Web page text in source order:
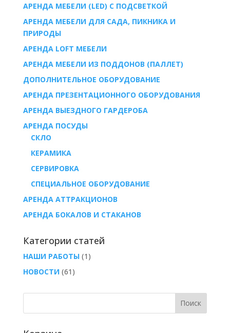
АРЕНДА МЕБЕЛИ (LED) С ПОДСВЕТКОЙ
АРЕНДА МЕБЕЛИ ДЛЯ САДА, ПИКНИКА И
ПРИРОДЫ
АРЕНДА LOFT МЕБЕЛИ
АРЕНДА МЕБЕЛИ ИЗ ПОДДОНОВ (ПАЛЛЕТ)
ДОПОЛНИТЕЛЬНОЕ ОБОРУДОВАНИЕ
АРЕНДА ПРЕЗЕНТАЦИОННОГО ОБОРУДОВАНИЯ
АРЕНДА ВЫЕЗДНОГО ГАРДЕРОБА
AРЕНДА ПОСУДЫ
СКЛО
КЕРАМИКА
СЕРВИРОВКА
СПЕЦИАЛЬНОЕ ОБОРУДОВАНИЕ
АРЕНДА АТТРАКЦИОНОВ
АРЕНДА БОКАЛОВ И СТАКАНОВ
Категории статей
НАШИ РАБОТЫ(1)
НОВОСТИ(61)